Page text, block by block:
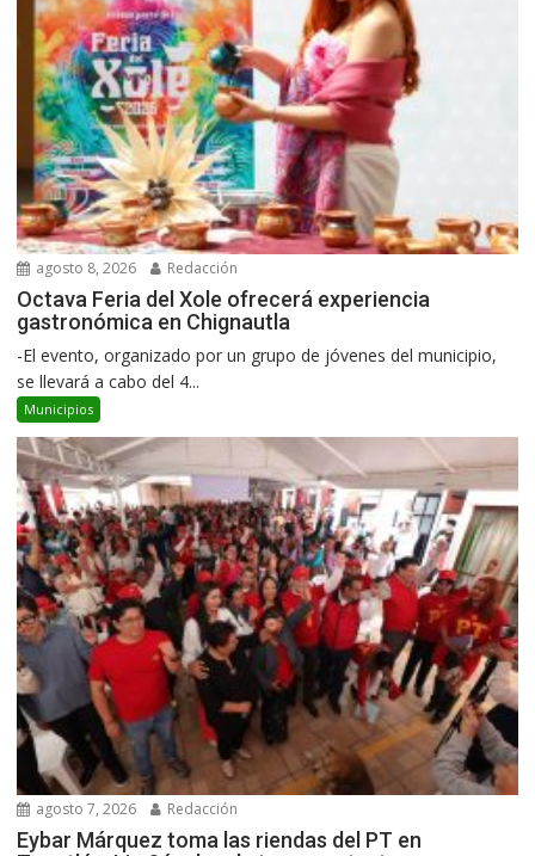
agosto 8, 2026 Redacción
Octava Feria del Xole ofrecerá experiencia
gastronómica en Chignautla
-El evento, organizado por un grupo de jóvenes del municipio,
se llevará a cabo del 4...
Municipios
agosto 7, 2026 Redacción
Eybar Márquez toma las riendas del PT en